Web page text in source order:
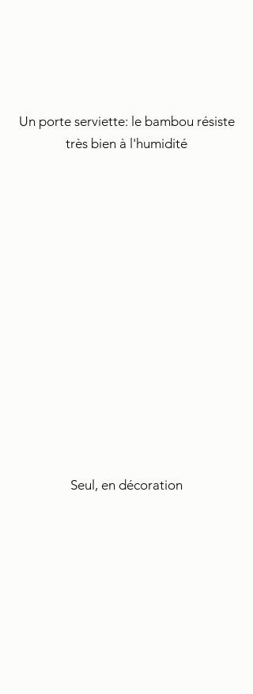
Un porte serviette: le bambou résiste
très bien à l'humidité
Seul, en décoration